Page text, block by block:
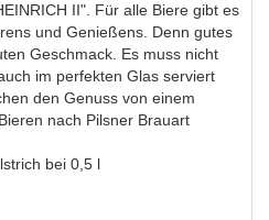
II". Für alle Biere gibt es
und Genießens. Denn gutes
Geschmack. Es muss nicht
im perfekten Glas serviert
den Genuss von einem
nach Pilsner Brauart
bei 0,5 l